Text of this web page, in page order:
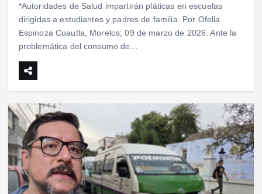
*Autoridades de Salud impartirán pláticas en escuelas
dirigidas a estudiantes y padres de familia. Por Ofelia
Espinoza Cuautla, Morelos; 09 de marzo de 2026. Ante la
problemática del consumo de…